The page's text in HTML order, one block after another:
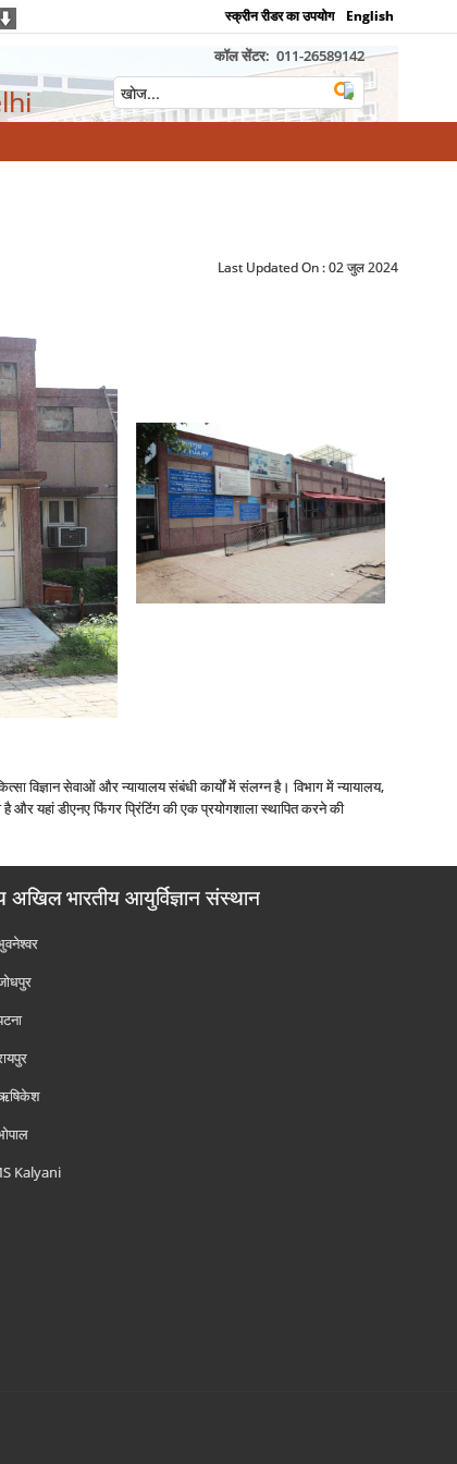
स्क्रीन रीडर का उपयोग English
कॉल सेंटर: 011-26589142
Last Updated On :02 जुल 2024
विज्ञान सेवाओं और न्‍यायालय संबंधी कार्यों में संलग्‍न है। विभाग में न्‍यायालय,
और यहां डीएनए फिंगर प्रिंटिंग की एक प्रयोगशाला स्‍थापित करने की
अखिल भारतीय आयुर्विज्ञान संस्थान
Kalyani